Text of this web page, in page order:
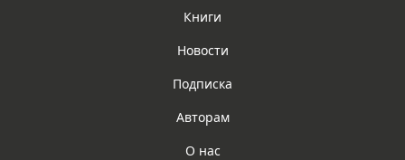
Книги
Новости
Подписка
Авторам
О нас